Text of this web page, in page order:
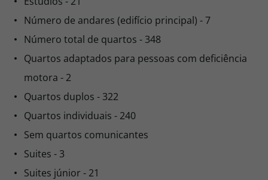
Número de andares (edifício principal) - 7
Número total de quartos - 348
Quartos adaptados para pessoas com deficiência
motora - 2
Quartos duplos - 322
Quartos individuais - 240
Sem quartos comunicantes
Suites - 3
Suites júnior - 21